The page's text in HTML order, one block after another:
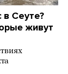
в Сеуте?
живут